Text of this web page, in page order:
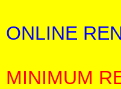
ONLINE
MINIMUM